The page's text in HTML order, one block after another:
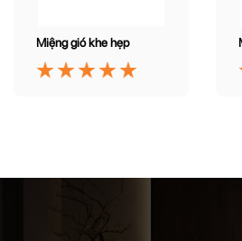
Miệng gió khe hẹp